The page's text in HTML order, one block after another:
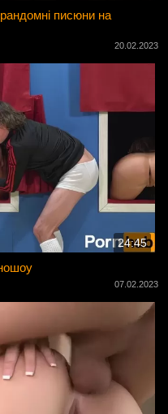
писюни на
20.02.2023
24:45
07.02.2023